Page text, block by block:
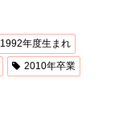
1992年度生まれ
2010年卒業